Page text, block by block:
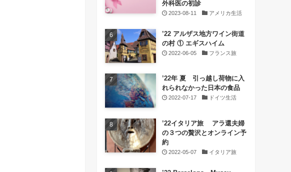
外科医の初診
2023-08-11 アメリカ生活
’22 アルザス地方ワイン街道
の村 ① エギスハイム
2022-06-05 フランス旅
’22年 夏 引っ越し荷物に入
れられなかった日本の食品
2022-07-17 ドイツ生活
’22イタリア旅 アラ還夫婦
の３つの贅沢とオンライン予
約
2022-05-07 イタリア旅